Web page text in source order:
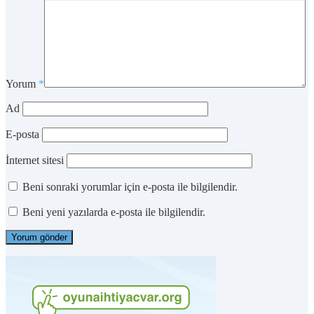
Yorum *
Ad
E-posta
İnternet sitesi
Beni sonraki yorumlar için e-posta ile bilgilendir.
Beni yeni yazılarda e-posta ile bilgilendir.